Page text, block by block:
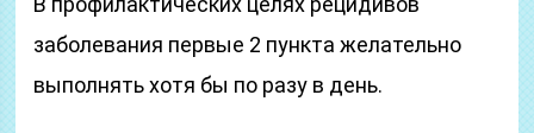
заболевания первые 2 пункта желательно
выполнять хотя бы по разу в день.